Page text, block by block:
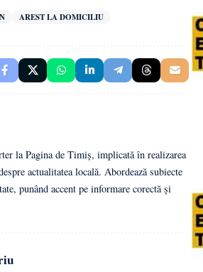
AREST LA DOMICILIU
la Pagina de Timiș, implicată în realizarea
actualitatea locală. Abordează subiecte
punând accent pe informare corectă și